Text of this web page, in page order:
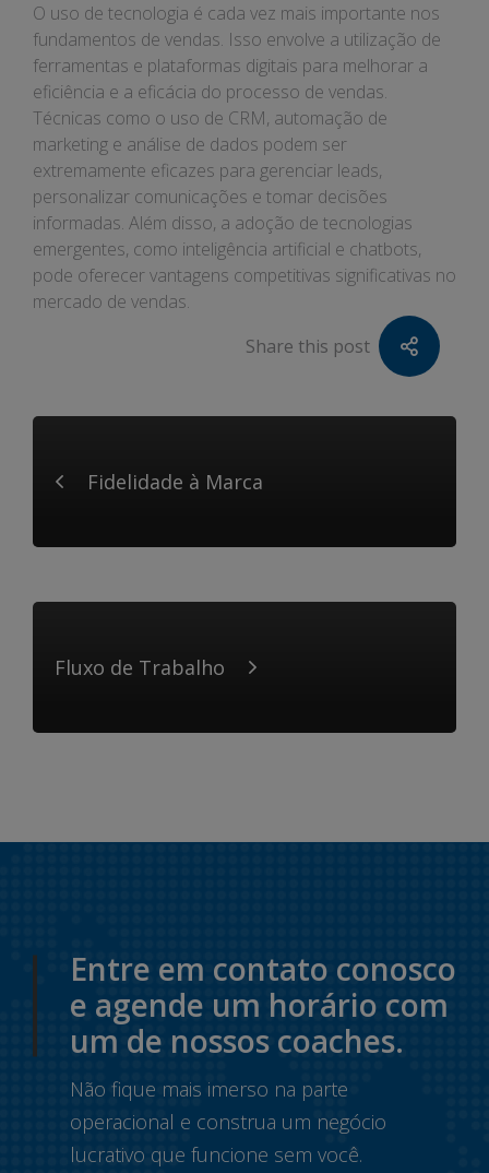
O uso de tecnologia é cada vez mais importante nos
fundamentos de vendas. Isso envolve a utilização de
ferramentas e plataformas digitais para melhorar a
eficiência e a eficácia do processo de vendas.
Técnicas como o uso de CRM, automação de
marketing e análise de dados podem ser
extremamente eficazes para gerenciar leads,
personalizar comunicações e tomar decisões
informadas. Além disso, a adoção de tecnologias
emergentes, como inteligência artificial e chatbots,
pode oferecer vantagens competitivas significativas no
mercado de vendas.
Share this post
Fidelidade à Marca
Fluxo de Trabalho
Entre em contato conosco
e agende um horário com
um de nossos coaches.
Não fique mais imerso na parte
operacional e construa um negócio
lucrativo que funcione sem você.